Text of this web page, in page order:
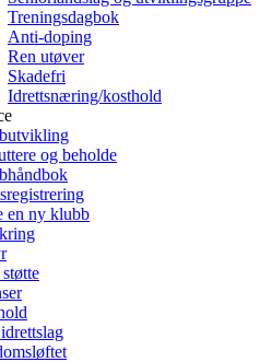
Treningsdagbok
Anti-doping
Ren utøver
Skadefri
Idrettsnæring/kosthold
og beholde
en ny klubb